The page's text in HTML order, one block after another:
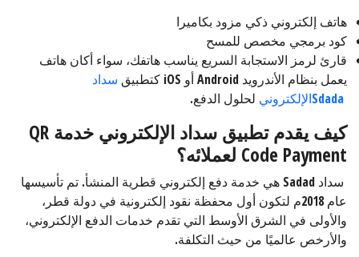
هاتف إلكتروني ذكي مزود بكاميرا
كود برمجي مخصص للمسح
قارئ لرمز الاستجابة السريع يناسب هاتفك، سواء أكان هاتف
يعمل بنظام الأندرويد Android أو iOS كتطبيق
سداد
لحلول الدفع.
كيف يقدم تطبيق سداد الإلكتروني خدمة QR
Code Payment لعملائه؟
سداد Sadad هي خدمة دفع إلكتروني قطرية المنشأ. تم تأسيسها
عام 2018م لتكون أول محفظة نقود إلكترونية في دولة قطر،
والأولى في الشرق الأوسط التي تقدم خدمات الدفع الإلكتروني،
والأرخص عالميًا من حيث التكلفة.